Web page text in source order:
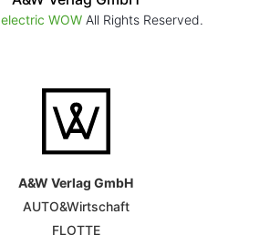
electric WOWAll Rights Reserved.
A&W Verlag GmbH
AUTO&Wirtschaft
FLOTTE